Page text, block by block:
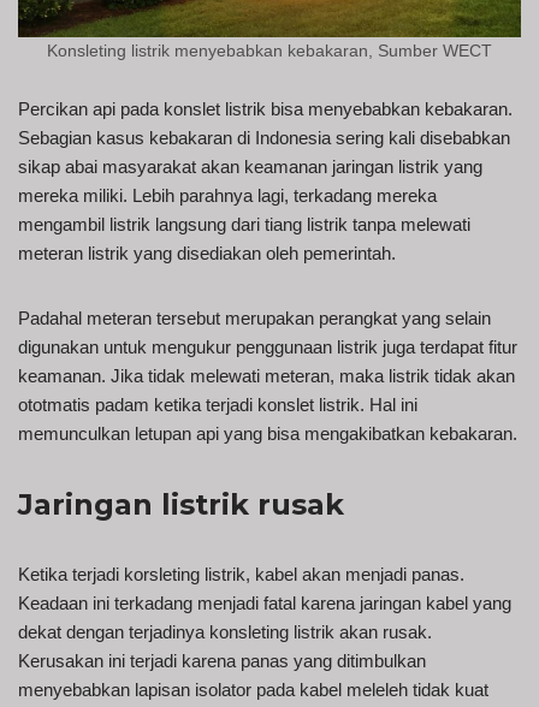
Konsleting listrik menyebabkan kebakaran, Sumber WECT
Percikan api pada konslet listrik bisa menyebabkan kebakaran.
Sebagian kasus kebakaran di Indonesia sering kali disebabkan
sikap abai masyarakat akan keamanan jaringan listrik yang
mereka miliki. Lebih parahnya lagi, terkadang mereka
mengambil listrik langsung dari tiang listrik tanpa melewati
meteran listrik yang disediakan oleh pemerintah.
Padahal meteran tersebut merupakan perangkat yang selain
digunakan untuk mengukur penggunaan listrik juga terdapat fitur
keamanan. Jika tidak melewati meteran, maka listrik tidak akan
ototmatis padam ketika terjadi konslet listrik. Hal ini
memunculkan letupan api yang bisa mengakibatkan kebakaran.
Jaringan listrik rusak
Ketika terjadi korsleting listrik, kabel akan menjadi panas.
Keadaan ini terkadang menjadi fatal karena jaringan kabel yang
dekat dengan terjadinya konsleting listrik akan rusak.
Kerusakan ini terjadi karena panas yang ditimbulkan
menyebabkan lapisan isolator pada kabel meleleh tidak kuat